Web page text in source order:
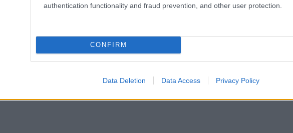
authentication functionality and fraud prevention, and other user protection.
CONFIRM
Data Deletion Data Access Privacy Policy